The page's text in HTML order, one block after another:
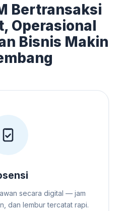
Bertransaksi
Operasional
Bisnis Makin
secara digital — jam
dan lembur tercatat rapi.